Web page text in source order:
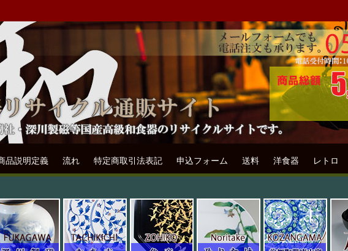
サイクル通販専門店フリマート
川製磁等の和食器リサイクル通販サイトです。
品説明定義 流れ 特定商取引法表記 申込フォーム 送料 洋食器 レトロ